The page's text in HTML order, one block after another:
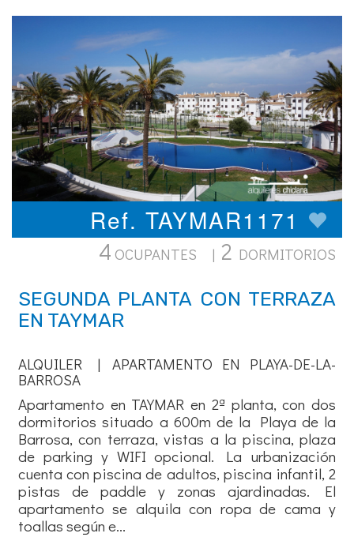
Ref. TAYMAR1171
4 OCUPANTES | 2 DORMITORIOS
SEGUNDA PLANTA CON TERRAZA
EN TAYMAR
ALQUILER | APARTAMENTO EN PLAYA-DE-LA-
BARROSA
Apartamento en TAYMAR en 2ª planta, con dos
dormitorios situado a 600m de la Playa de la
Barrosa, con terraza, vistas a la piscina, plaza
de parking y WIFI opcional. La urbanización
cuenta con piscina de adultos, piscina infantil, 2
pistas de paddle y zonas ajardinadas. El
apartamento se alquila con ropa de cama y
toallas según e...